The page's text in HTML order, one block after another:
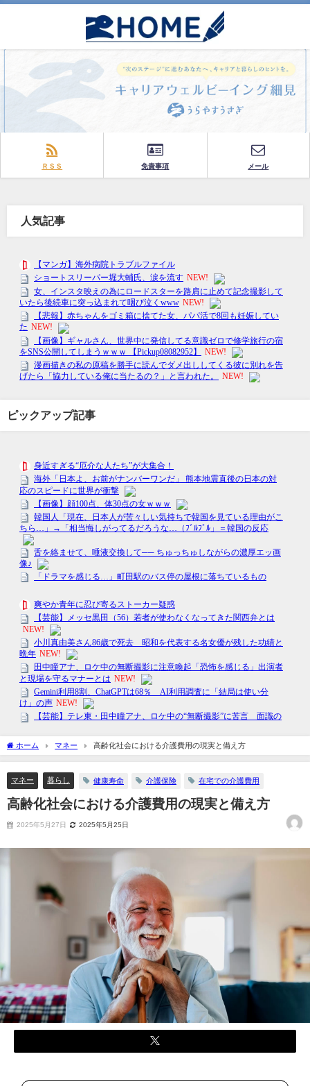
ＲＳＳ 免責事項 メール
人気記事
ピックアップ記事
ホーム マネー 高齢化社会における介護費用の現実と備え方
マネー 暮らし 健康寿命 介護保険 在宅での介護費用
高齢化社会における介護費用の現実と備え方
2025年5月27日 2025年5月25日